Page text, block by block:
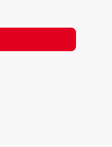
Wert ein